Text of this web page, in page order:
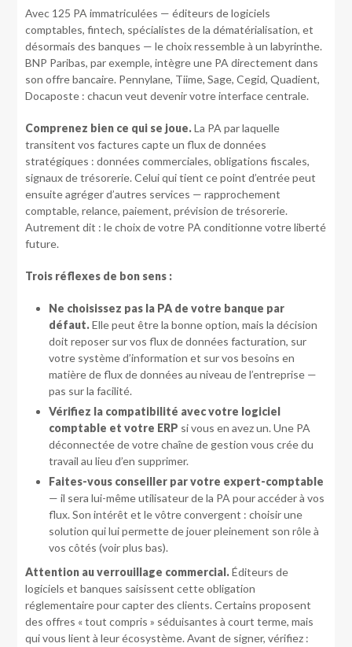
Avec 125 PA immatriculées — éditeurs de logiciels
comptables, fintech, spécialistes de la dématérialisation, et
désormais des banques — le choix ressemble à un labyrinthe.
BNP Paribas, par exemple, intègre une PA directement dans
son offre bancaire. Pennylane, Tiime, Sage, Cegid, Quadient,
Docaposte : chacun veut devenir votre interface centrale.
Comprenez bien ce qui se joue.La PA par laquelle
transitent vos factures capte un flux de données
stratégiques : données commerciales, obligations fiscales,
signaux de trésorerie. Celui qui tient ce point d’entrée peut
ensuite agréger d’autres services — rapprochement
comptable, relance, paiement, prévision de trésorerie.
Autrement dit : le choix de votre PA conditionne votre liberté
future.
Trois réflexes de bon sens :
Ne choisissez pas la PA de votre banque par
défaut.Elle peut être la bonne option, mais la décision
doit reposer sur vos flux de données facturation, sur
votre système d’information et sur vos besoins en
matière de flux de données au niveau de l’entreprise —
pas sur la facilité.
Vérifiez la compatibilité avec votre logiciel
comptable et votre ERP si vous en avez un. Une PA
déconnectée de votre chaîne de gestion vous crée du
travail au lieu d’en supprimer.
Faites-vous conseiller par votre expert-comptable
— il sera lui-même utilisateur de la PA pour accéder à vos
flux. Son intérêt et le vôtre convergent : choisir une
solution qui lui permette de jouer pleinement son rôle à
vos côtés (voir plus bas).
Attention au verrouillage commercial.Éditeurs de
logiciels et banques saisissent cette obligation
réglementaire pour capter des clients. Certains proposent
des offres « tout compris » séduisantes à court terme, mais
qui vous lient à leur écosystème. Avant de signer, vérifiez :